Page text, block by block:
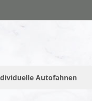
Autofahnen